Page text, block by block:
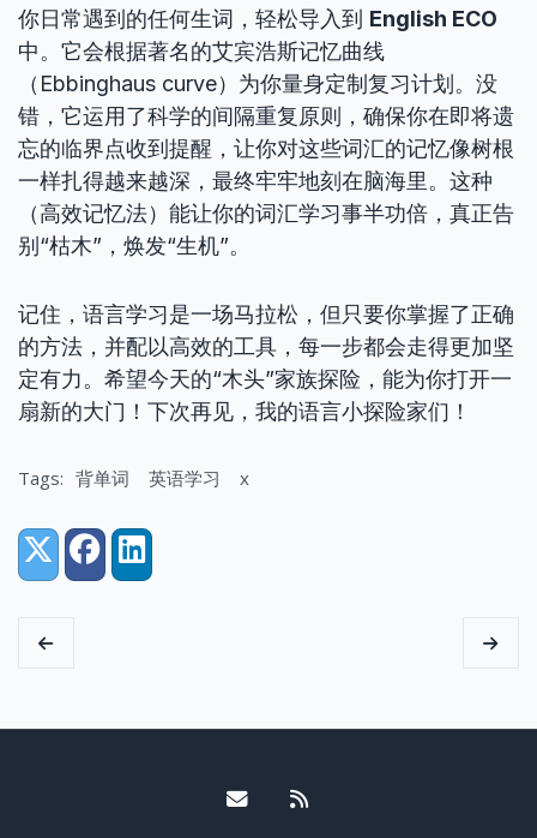
你日常遇到的任何生词，轻松导入到 English ECO
中。它会根据著名的艾宾浩斯记忆曲线
（Ebbinghaus curve）为你量身定制复习计划。没
错，它运用了科学的间隔重复原则，确保你在即将遗
忘的临界点收到提醒，让你对这些词汇的记忆像树根
一样扎得越来越深，最终牢牢地刻在脑海里。这种
（高效记忆法）能让你的词汇学习事半功倍，真正告
别“枯木”，焕发“生机”。
记住，语言学习是一场马拉松，但只要你掌握了正确
的方法，并配以高效的工具，每一步都会走得更加坚
定有力。希望今天的“木头”家族探险，能为你打开一
扇新的大门！下次再见，我的语言小探险家们！
Tags: 背单词 英语学习 x
Share:
X (Twitter)
FacebookLinkedIn
Email me